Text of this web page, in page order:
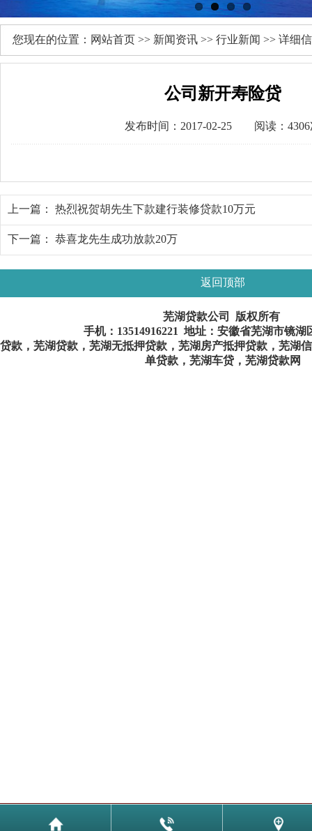
您现在的位置： 网站首页 >> 新闻资讯 >> 行业新闻 >> 详细
公司新开寿险贷
发布时间：2017-02-25 阅读：4306
上一篇： 热烈祝贺胡先生下款建行装修贷款10万元
下一篇： 恭喜龙先生成功放款20万
返回顶部
芜湖贷款公司 版权所有
手机： 13514916221 地址：安徽省芜湖市镜湖
贷款，芜湖贷款，芜湖无抵押贷款，芜湖房产抵押贷款，芜湖
单贷款，芜湖车贷，芜湖贷款网